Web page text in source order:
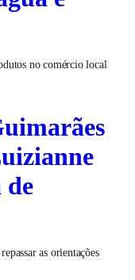
no comércio local
de
as orientações